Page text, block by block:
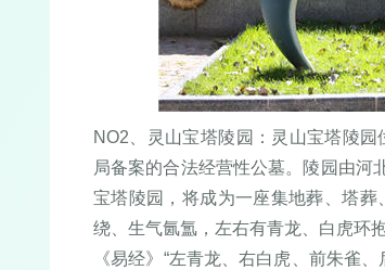
NO2、灵山宝塔陵园：灵山宝塔陵
局备案的合法经营性公墓。陵园由河
宝塔陵园，将成为一座集地葬、塔
绕、生气氤氲，左右有青龙、白虎环
《易经》“左青龙、右白虎、前朱雀